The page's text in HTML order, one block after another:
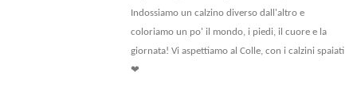
Indossiamo un calzino diverso dall'altro e
coloriamo un po' il mondo, i piedi, il cuore e la
giornata! Vi aspettiamo al Colle, con i calzini spaiati
❤